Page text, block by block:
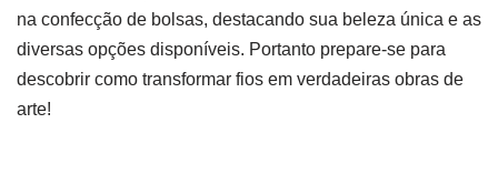
na confecção de bolsas, destacando sua beleza única e as
diversas opções disponíveis. Portanto prepare-se para
descobrir como transformar fios em verdadeiras obras de
arte!